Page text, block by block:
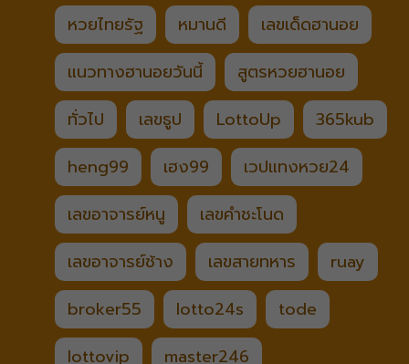
หวยไทยรัฐ
หมานดี
เลขเด็ดฮานอย
แนวทางฮานอยวันนี้
สูตรหวยฮานอย
ทั่วไป
เลขธูป LottoUp
365kub
heng99
เฮง99
เวปแทงหวย24
เลขอาจารย์หนู
เลขคำชะโนด
เลขอาจารย์ช้าง
เลขสายทหาร
ruay
broker55
lotto24s
tode
lottovip
master246